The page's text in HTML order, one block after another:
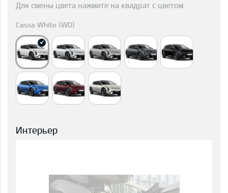
Для смены цвета нажмите на квадрат с цветом
Cassa White (WD)
Интерьер